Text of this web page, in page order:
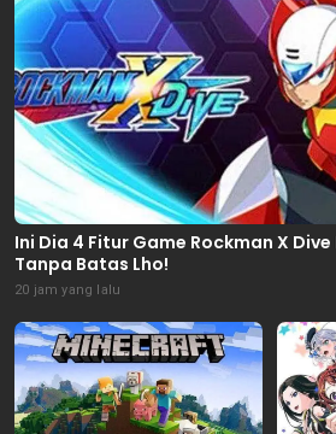
Ini Dia 4 Fitur Game Rockman X
Tanpa Batas Lho!
20 jam yang lalu